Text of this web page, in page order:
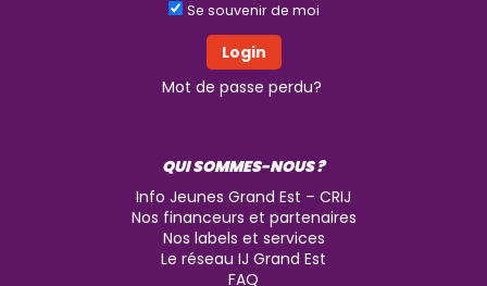
Se souvenir de moi
Mot de passe perdu?
QUI SOMMES-NOUS ?
Info Jeunes Grand Est – CRIJ
Nos financeurs et partenaires
Nos labels et services
Le réseau IJ Grand Est
FAQ